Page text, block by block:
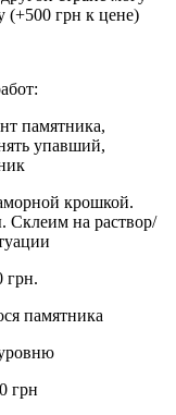
(+500 грн к цене)
памятника,
упавший,
крошкой.
на раствор/
грн.
памятника
грн